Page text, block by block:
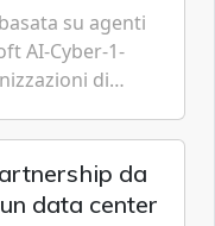
su agenti
AI-Cyber-1-
di
da
data center